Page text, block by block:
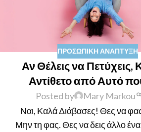
ΠΡΟΣΩΠΙΚΉ ΑΝΆΠΤΥΞΗ
Αν Θέλεις να Πετύχεις,
Αντίθετο από Αυτό
Posted by Mary Markou
Ναι, Καλά Διάβασες! Θες να
Μην τη φας. Θες να δεις άλλο